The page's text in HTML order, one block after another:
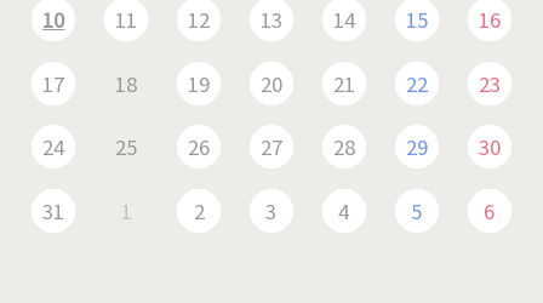
10 11 12 13 14 15 16
17 18 19 20 21 22 23
24 25 26 27 28 29 30
31 1 2 3 4 5 6